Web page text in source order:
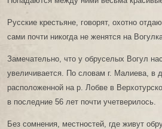
Русские крестьяне, говорят, охотно
сами почти никогда не женятся на
Замечательно, что у обруселых Вогул
увеличивается. По словам г. Малиева, в
расположенной на р. Лобве в
в последние 56 лет почти учетверилось.
Без сомнения, местностей, где живут